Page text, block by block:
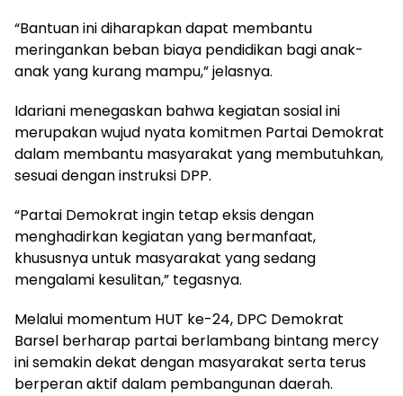
“Bantuan ini diharapkan dapat membantu
meringankan beban biaya pendidikan bagi anak-
anak yang kurang mampu,” jelasnya.
Idariani menegaskan bahwa kegiatan sosial ini
merupakan wujud nyata komitmen Partai Demokrat
dalam membantu masyarakat yang membutuhkan,
sesuai dengan instruksi DPP.
“Partai Demokrat ingin tetap eksis dengan
menghadirkan kegiatan yang bermanfaat,
khususnya untuk masyarakat yang sedang
mengalami kesulitan,” tegasnya.
Melalui momentum HUT ke-24, DPC Demokrat
Barsel berharap partai berlambang bintang mercy
ini semakin dekat dengan masyarakat serta terus
berperan aktif dalam pembangunan daerah.